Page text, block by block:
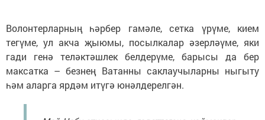
Волонтерларның һәрбер гамәле, сетка үрүме, кием
тегүме, ул акча җыюмы, посылкалар әзерләүме, яки
гади генә теләктәшлек белдерүме, барысы да бер
максатка – безнең Ватанны саклаучыларны ныгыту
һәм аларга ярдәм итүгә юнәлдерелгән.